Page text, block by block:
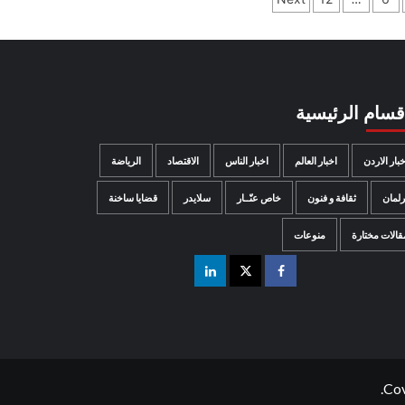
الرئيسية
الاردن اخبار العالم اخبار الناس الاقتصاد الرياضة
ثقافة و فنون خاص عنّــار سلايدر قضايا ساخنة
مختارة منوعات